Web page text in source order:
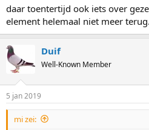
daar toentertijd ook iets over
element helemaal niet meer terug.
Duif
Well-Known Member
5 jan 2019
mi zei: